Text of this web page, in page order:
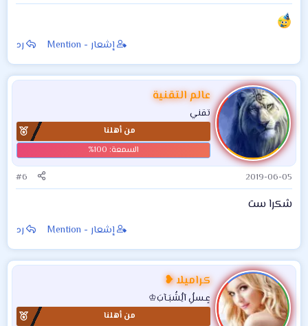
إشعار - Mention رد
عالم التقنية
تقني
من أهلنا
2019-06-05
#6
شكرا ست
إشعار - Mention رد
كراميلا ❥
عٍـسلُِ آلُِشُبَـآبَ♔
من أهلنا